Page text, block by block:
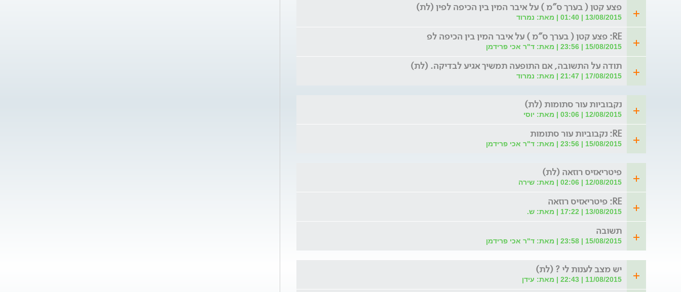
פצע קטן ( בערך ס"מ ) על איבר המין בין הכיפה לפין (לת)
13/08/2015 | 01:40 | מאת: נמרוד
RE: פצע קטן ( בערך ס"מ ) על איבר המין בין הכיפה לפ
15/08/2015 | 23:56 | מאת: ד"ר אכי פרידמן
תודה על התשובה, אם התופעה תמשיך אגיע לבדיקה. (לת)
17/08/2015 | 21:47 | מאת: נמרוד
נקבוביות עור סתומות (לת)
12/08/2015 | 03:06 | מאת: יוסי
RE: נקבוביות עור סתומות
15/08/2015 | 23:56 | מאת: ד"ר אכי פרידמן
פיטריאזיס רוזאה (לת)
12/08/2015 | 02:06 | מאת: שירה
RE: פיטריאזיס רוזאה
13/08/2015 | 17:22 | מאת: ש.
תשובה
15/08/2015 | 23:58 | מאת: ד"ר אכי פרידמן
יש מצב לענות לי ? (לת)
11/08/2015 | 22:43 | מאת: עידן